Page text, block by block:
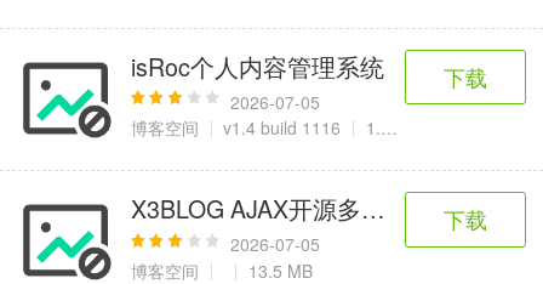
isRoc个人内容管理系统
2026-07-05
博客空间
v1.4 build 1116 1.06MB
下载
X3BLOG AJAX开源多用户博客系统
2026-07-05
博客空间
13.5 MB
下载